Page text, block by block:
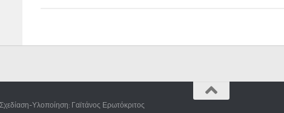
Υλοποίηση: Γαϊτάνος Ερωτόκριτος